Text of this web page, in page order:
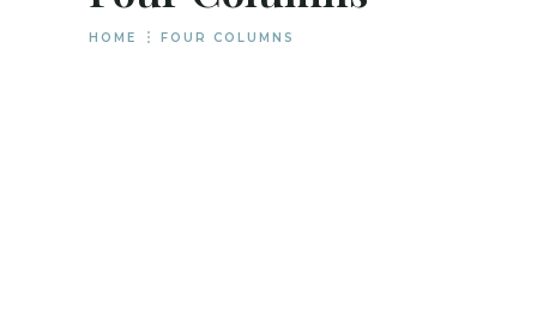
HOME FOUR COLUMNS